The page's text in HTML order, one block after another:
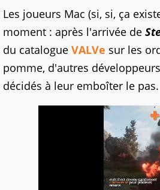
Les joueurs Mac (si, si, ça
moment : après l'arrivée de
du catalogue VALVe sur les
pomme, d'autres
décidés à leur emboîter le pas.